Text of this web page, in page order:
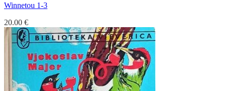
Winnetou 1-3
20.00 €